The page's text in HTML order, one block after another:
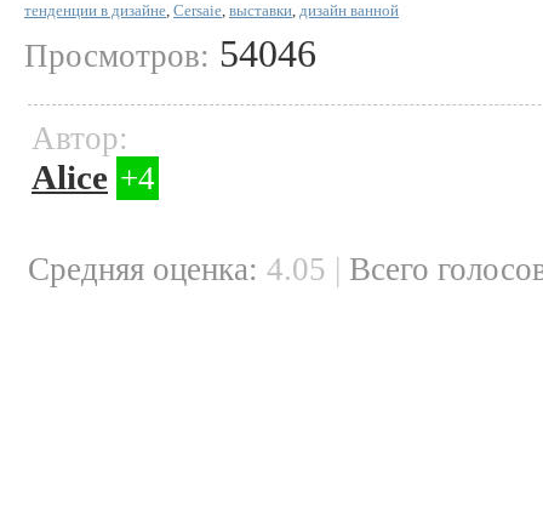
тенденции в дизайне, Cersaie, выставки, дизайн ванной
Просмотров: 54046
Автор:
Alice +4
Cредняя оценка: 4.05 | Всего